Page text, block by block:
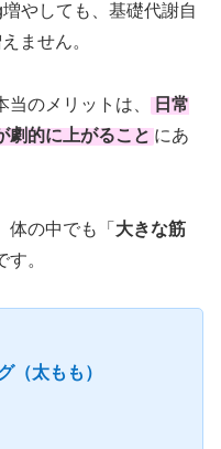
やしても、基礎代謝自
ません。
のメリットは、
日常
劇的に上がること にあ
の中でも「 大きな筋
。
（太もも）